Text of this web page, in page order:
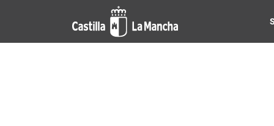
Pasar al contenido principal
Noticias de la región de